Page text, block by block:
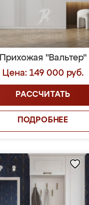
Прихожая "Вальтер"
Цена: 149 000 руб.
РАССЧИТАТЬ
ПОДРОБНЕЕ